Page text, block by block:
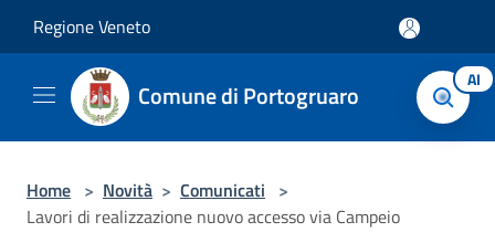
Regione Veneto
Comune di Portogruaro AI
Home > Novità > Comunicati >
Lavori di realizzazione nuovo accesso via Campeio